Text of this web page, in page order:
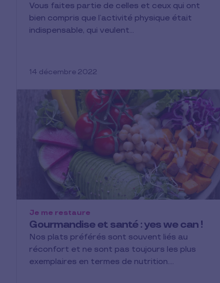
Vous faites partie de celles et ceux qui ont
bien compris que l’activité physique était
indispensable, qui veulent…
14 décembre 2022
Gourmandise et santé : yes we can !
Je me restaure
Nos plats préférés sont souvent liés au
réconfort et ne sont pas toujours les plus
exemplaires en termes de nutrition.…